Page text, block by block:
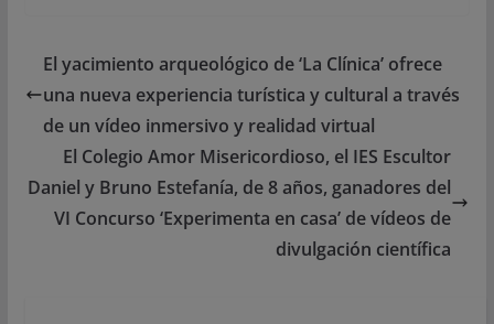
El yacimiento arqueológico de ‘La Clínica’ ofrece
una nueva experiencia turística y cultural a través
de un vídeo inmersivo y realidad virtual
El Colegio Amor Misericordioso, el IES Escultor
Daniel y Bruno Estefanía, de 8 años, ganadores del
VI Concurso ‘Experimenta en casa’ de vídeos de
divulgación científica